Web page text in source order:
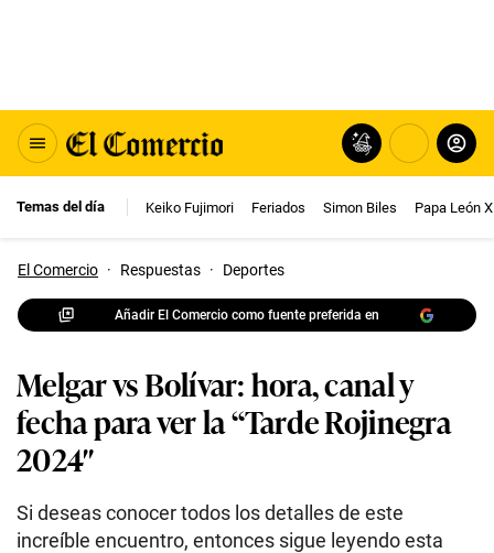
Temas del día Keiko Fujimori Feriados Simon Biles Papa León
El Comercio · Respuestas · Deportes
Añadir El Comercio como fuente preferida en
Melgar vs Bolívar: hora, canal y
fecha para ver la “Tarde Rojinegra
2024″
Si deseas conocer todos los detalles de este
increíble encuentro, entonces sigue leyendo esta